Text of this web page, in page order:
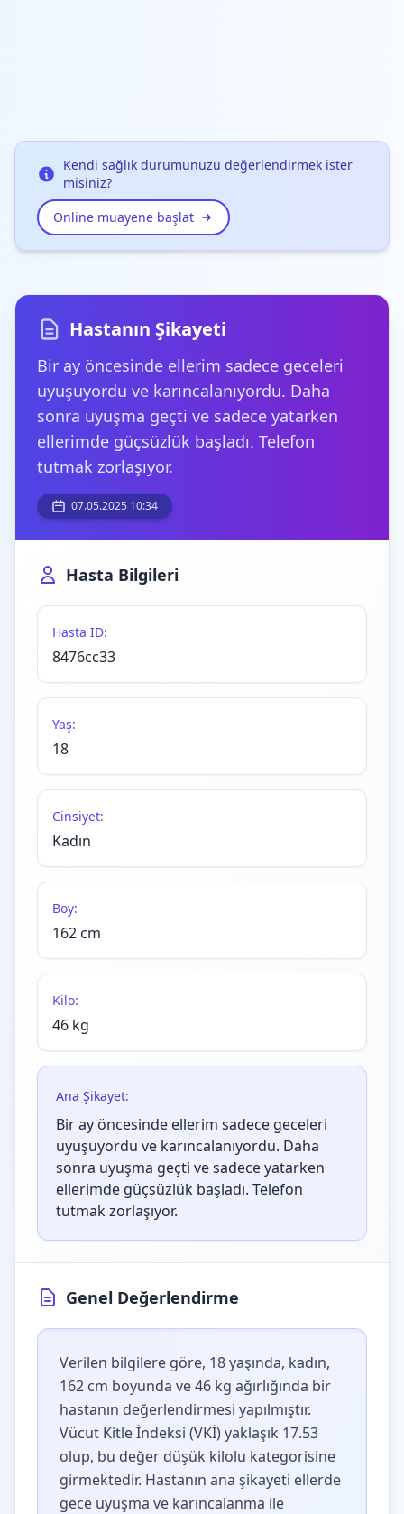
Kendi sağlık durumunuzu değerlendirmek ister
misiniz?
Online muayene başlat
Hastanın Şikayeti
Bir ay öncesinde ellerim sadece geceleri
uyuşuyordu ve karıncalanıyordu. Daha
sonra uyuşma geçti ve sadece yatarken
ellerimde güçsüzlük başladı. Telefon
tutmak zorlaşıyor.
07.05.2025 10:34
Hasta Bilgileri
Hasta ID:
8476cc33
Yaş:
18
Cinsiyet:
Kadın
Boy:
162 cm
Kilo:
46 kg
Ana Şikayet:
Bir ay öncesinde ellerim sadece geceleri
uyuşuyordu ve karıncalanıyordu. Daha
sonra uyuşma geçti ve sadece yatarken
ellerimde güçsüzlük başladı. Telefon
tutmak zorlaşıyor.
Genel Değerlendirme
Verilen bilgilere göre, 18 yaşında, kadın,
162 cm boyunda ve 46 kg ağırlığında bir
hastanın değerlendirmesi yapılmıştır.
Vücut Kitle İndeksi (VKİ) yaklaşık 17.53
olup, bu değer düşük kilolu kategorisine
girmektedir. Hastanın ana şikayeti ellerde
gece uyuşma ve karıncalanma ile